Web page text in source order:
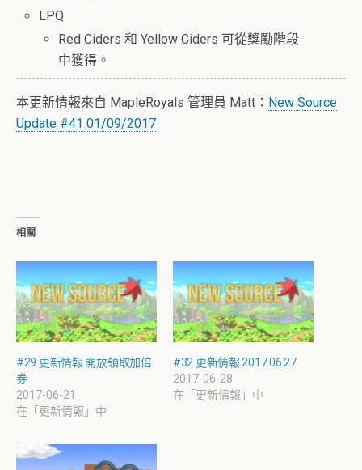
LPQ
Red Ciders 和 Yellow Ciders 可從獎勵階段
中獲得。
本更新情報來自 MapleRoyals 管理員 Matt： New Source
Update #41 01/09/2017
相關
#29 更新情報 開放領取加倍
券
2017-06-21
在「更新情報」中
#32 更新情報 2017.06.27
2017-06-28
在「更新情報」中